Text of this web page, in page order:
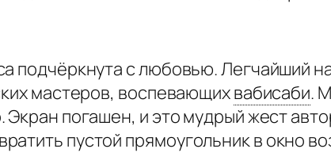
подчёркнута с любовью. Легчайший
мастеров, воспевающихвабисаби.
Экран погашен, и это мудрый жест
пустой прямоугольник в окно